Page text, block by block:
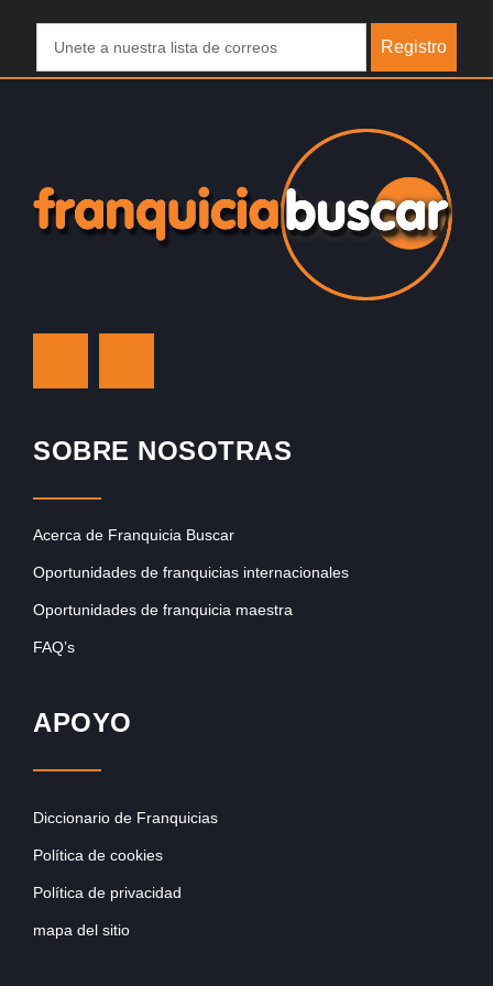
Registro
SOBRE NOSOTRAS
Acerca de Franquicia Buscar
Oportunidades de franquicias internacionales
Oportunidades de franquicia maestra
FAQ’s
APOYO
Diccionario de Franquicias
Política de cookies
Política de privacidad
mapa del sitio